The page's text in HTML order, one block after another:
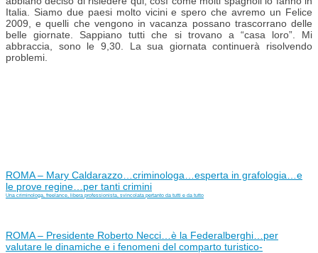
Italia. Siamo due paesi molto vicini e spero che avremo un Felice
2009, e quelli che vengono in vacanza possano trascorrano delle
belle giornate. Sappiano tutti che si trovano a “casa loro”. Mi
abbraccia, sono le 9,30. La sua giornata continuerà risolvendo
problemi.
ROMA – Mary Caldarazzo…criminologa…esperta in grafologia…e
le prove regine…per tanti crimini
Una criminologa, freelance, libera professionista, svincolata pertanto da tutti e da tutto
ROMA – Presidente Roberto Necci…è la Federalberghi…per
valutare le dinamiche e i fenomeni del comparto turistico-